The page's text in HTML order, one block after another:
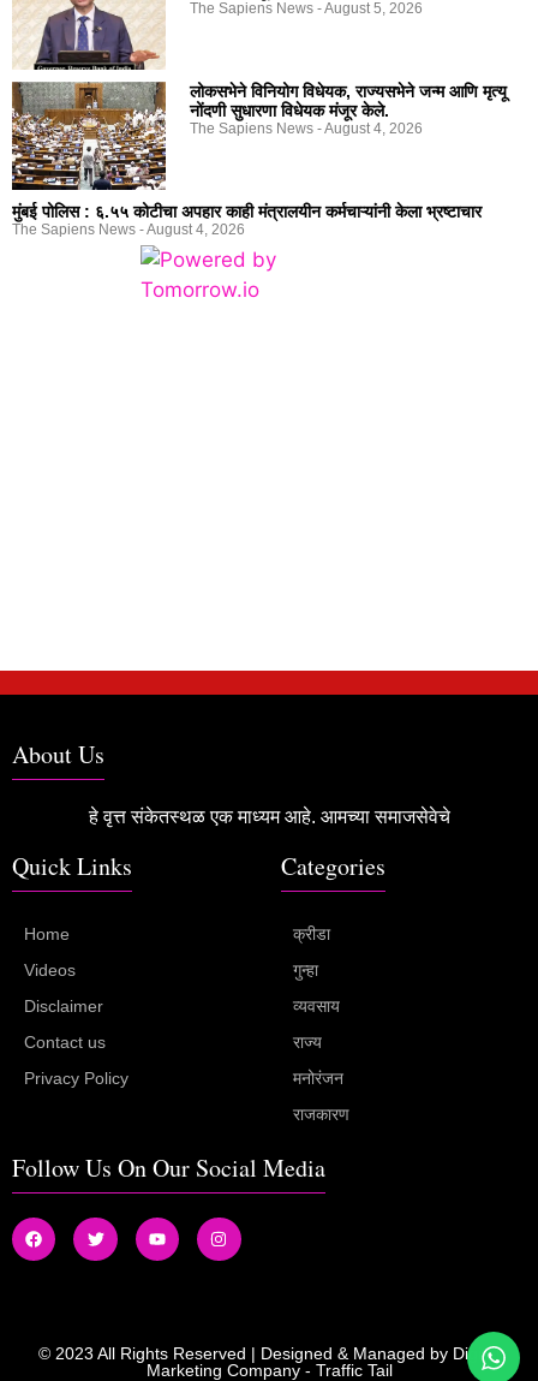
The Sapiens News August 5, 2026
लोकसभेने विनियोग विधेयक, राज्यसभेने जन्म आणि मृत्यू
नोंदणी सुधारणा विधेयक मंजूर केले.
The Sapiens News August 4, 2026
मुंबई पोलिस : ६.५५ कोटीचा अपहार काही मंत्रालयीन कर्मचाऱ्यांनी केला भ्रष्टाचार
The Sapiens News August 4, 2026
About Us
हे वृत्त संकेतस्थळ एक माध्यम आहे. आमच्या समाजसेवेचे
Quick Links
Home
Videos
Disclaimer
Contact us
Privacy Policy
Categories
क्रीडा
गुन्हा
व्यवसाय
राज्य
मनोरंजन
राजकारण
Follow Us On Our Social Media
© 2023 All Rights Reserved | Designed & Managed by Digital
Marketing Company - Traffic Tail